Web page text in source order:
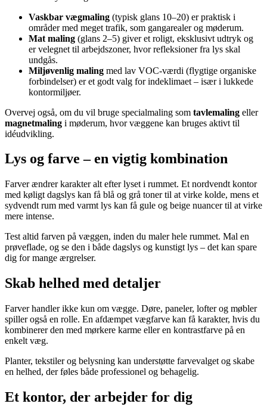
Vaskbar vægmaling (typisk glans 10–20) er praktisk i
områder med meget trafik, som gangarealer og møderum.
Mat maling (glans 2–5) giver et roligt, eksklusivt udtryk og
er velegnet til arbejdszoner, hvor refleksioner fra lys skal
undgås.
Miljøvenlig maling med lav VOC-værdi (flygtige organiske
forbindelser) er et godt valg for indeklimaet – især i lukkede
kontormiljøer.
Overvej også, om du vil bruge specialmaling som tavlemaling eller
magnetmaling i møderum, hvor væggene kan bruges aktivt til
idéudvikling.
Lys og farve – en vigtig kombination
Farver ændrer karakter alt efter lyset i rummet. Et nordvendt kontor
med køligt dagslys kan få blå og grå toner til at virke kolde, mens et
sydvendt rum med varmt lys kan få gule og beige nuancer til at virke
mere intense.
Test altid farven på væggen, inden du maler hele rummet. Mal en
prøveflade, og se den i både dagslys og kunstigt lys – det kan spare
dig for mange ærgrelser.
Skab helhed med detaljer
Farver handler ikke kun om vægge. Døre, paneler, lofter og møbler
spiller også en rolle. En afdæmpet vægfarve kan få karakter, hvis du
kombinerer den med mørkere karme eller en kontrastfarve på en
enkelt væg.
Planter, tekstiler og belysning kan understøtte farvevalget og skabe
en helhed, der føles både professionel og behagelig.
Et kontor, der arbejder for dig